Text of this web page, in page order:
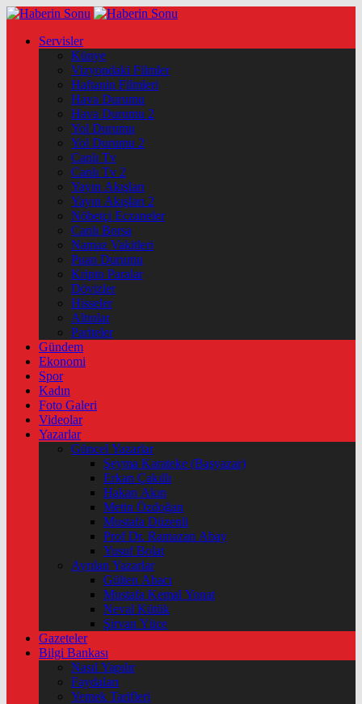
Servisler
Künye
Vizyondaki Filmler
Haftanin Filmleri
Hava Durumu
Hava Durumu 2
Yol Durumu
Yol Durumu 2
Canlı Tv
Canlı Tv 2
Yayın Akışları
Yayın Akışları 2
Nöbetçi Eczaneler
Canlı Borsa
Namaz Vakitleri
Puan Durumu
Kripto Paralar
Dövizler
Hisseler
Altınlar
Pariteler
Gündem
Ekonomi
Spor
Kadın
Foto Galeri
Videolar
Yazarlar
Güncel Yazarlar
Şeyma Karateke (Başyazar)
Erkan Çakıllı
Hakan Akın
Metin Özdoğan
Mustafa Düzenli
Prof Dr. Ramazan Abay
Yusuf Bolat
Ayrılan Yazarlar
Gülten Abacı
Mustafa Kemal Yonat
Neval Kütük
Şirvan Yüce
Gazeteler
Bilgi Bankası
Nasıl Yapılır
Faydaları
Yemek Tarifleri